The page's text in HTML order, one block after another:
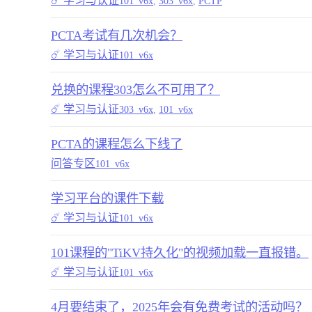
PCTA考试有几次机会？
☄️ 学习与认证101_v6x
兑换的课程303怎么不可用了？
☄️ 学习与认证303_v6x 101_v6x
PCTA的课程怎么下线了
问答专区 101_v6x
学习平台的课件下载
☄️ 学习与认证101_v6x
101课程的"TiKV持久化"的视频加载一直报错。
☄️ 学习与认证101_v6x
4月要结束了，2025年会有免费考试的活动吗？